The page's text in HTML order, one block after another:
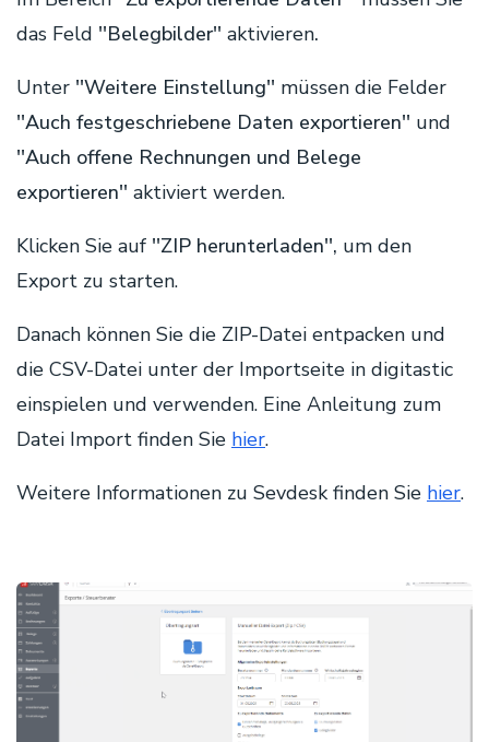
das Feld ''Belegbilder'' aktivieren.
Unter ''Weitere Einstellung'' müssen die Felder
''Auch festgeschriebene Daten exportieren'' und
''Auch offene Rechnungen und Belege
exportieren'' aktiviert werden.
Klicken Sie auf ''ZIP herunterladen'', um den
Export zu starten.
Danach können Sie die ZIP-Datei entpacken und
die CSV-Datei unter der Importseite in digitastic
einspielen und verwenden. Eine Anleitung zum
Datei Import finden Sie hier.
Weitere Informationen zu Sevdesk finden Sie hier.